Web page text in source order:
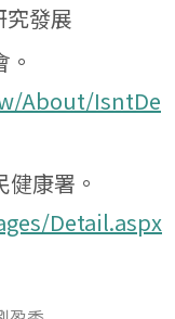
究發展
About/IsntDe
康署。
Detail.aspx